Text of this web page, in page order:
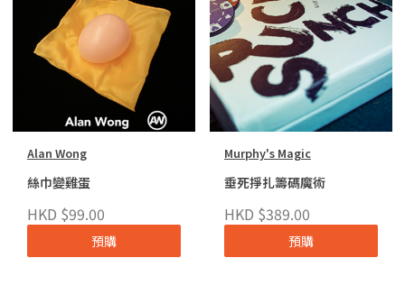
Alan Wong
絲巾變雞蛋
HKD $99.00
預購
Murphy's Magic
垂死掙扎籌碼魔術
HKD $389.00
預購